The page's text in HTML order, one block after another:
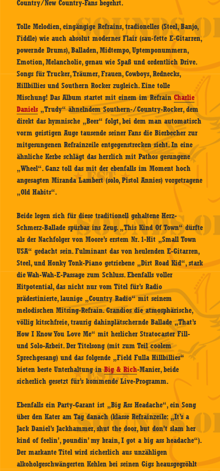
Country/New Country-Fans begehrt.
Tolle Melodien, eingängige Refrains, tradionelles (Steel, Banjo,
Fiddle) wie auch absolut modernes Flair (sau-fette E-Gitarren,
powernde Drums), Balladen, Midtempo, Uptemponummern,
Emotion, Melancholie, genau wie Spaß und ordentlich Drive.
Songs für Trucker, Träumer, Frauen, Cowboys, Rednecks,
Hillbillies und Southern Rocker zugleich. Eine tolle
Mischung! Das Album startet mit einem im RefrainCharlie
Daniels „Trudy“ ähnelndem Southern-/Country-Rocker, dem
direkt das hymnische „Beer“ folgt, bei dem man automatisch
vorm geistigen Auge tausende seiner Fans die Bierbecher zur
mitgesungenen Refrainzeile entgegenstrecken sieht. In eine
ähnliche Kerbe schlägt das herrlich mit Pathos gesungene
„Wheel“. Ganz toll das mit der ebenfalls im Moment hoch
angesagten Miranda Lambert (solo, Pistol Annies) vorgetragene
„Old Habits“.
Beide legen sich für diese traditionell gehaltene Herz-
Schmerz-Ballade spürbar ins Zeug. „This Kind Of Town“ dürfte
als der Nachfolger von Moore’s erstem Nr. 1-Hit „Small Town
USA“ gedacht sein. Fulminant das von heulenden E-Gitarren,
Steel, und Honky Tonk-Piano getriebene „Dirt Road Kid“, stark
die Wah-Wah-E-Passage zum Schluss. Ebenfalls voller
Hitpotential, das nicht nur vom Titel für’s Radio
prädestinierte, launige „Country Radio“ mit seinem
melodischen Mitsing-Refrain. Grandios die atmosphärische,
völlig kitschfreie, traurig dahinplätschernde Ballade „That’s
How I Know You Love Me“ mit herlicher Stratocaster Fill-
und Solo-Arbeit. Der Titelsong (mit zum Teil coolem
Sprechgesang) und das folgende „Field Fulla Hillbillies“
bieten beste Unterhaltung inBig & Rich-Manier, beide
sicherlich gesetzt für’s kommende Live-Programm.
Ebenfalls ein Party-Garant ist „Big Ass Headache“, ein Song
über den Kater am Tag danach (klasse Refrainzeile: „It’s a
Jack Daniel’s Jackhammer, shut the door, but don’t slam her
kind of feelin’, poundin’ my brain, I got a big ass headache“).
Der markante Titel wird sicherlich aus unzähligen
alkoholgeschwängerten Kehlen bei seinen Gigs heausgegröhlt